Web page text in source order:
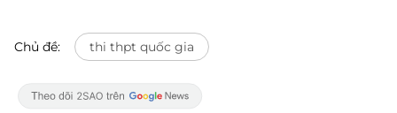
Chủ đề: thi thpt quốc gia